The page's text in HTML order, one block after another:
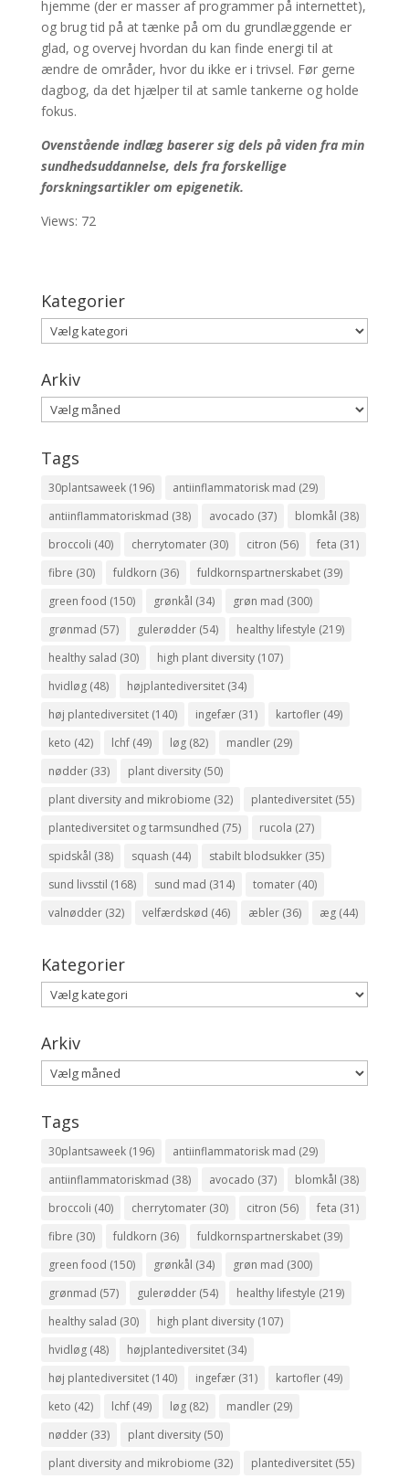
hjemme (der er masser af programmer på internettet),
og brug tid på at tænke på om du grundlæggende er
glad, og overvej hvordan du kan finde energi til at
ændre de områder, hvor du ikke er i trivsel. Før gerne
dagbog, da det hjælper til at samle tankerne og holde
fokus.
Ovenstående indlæg baserer sig dels på viden fra min
sundhedsuddannelse, dels fra forskellige
forskningsartikler om epigenetik.
Views: 72
Kategorier
Kategorier
Arkiv
Arkiv
Tags
30plantsaweek(196) antiinflammatorisk mad (29)
antiinflammatoriskmad (38) avocado (37) blomkål (38)
broccoli (40) cherrytomater(30) citron (56) feta (31)
fibre (30) fuldkorn (36) fuldkornspartnerskabet(39)
green food (150) grønkål (34) grøn mad (300)
grønmad (57) gulerødder(54) healthy lifestyle (219)
healthy salad (30) high plant diversity(107)
hvidløg(48) højplantediversitet(34)
høj plantediversitet(140) ingefær(31) kartofler(49)
keto (42) lchf(49) løg(82) mandler(29)
nødder(33) plant diversity(50)
plant diversity and mikrobiome (32) plantediversitet(55)
plantediversitet og tarmsundhed (75) rucola (27)
spidskål (38) squash (44) stabilt blodsukker(35)
sund livsstil (168) sund mad (314) tomater(40)
valnødder(32) velfærdskød (46) æbler(36) æg(44)
Kategorier
Kategorier
Arkiv
Arkiv
Tags
30plantsaweek(196) antiinflammatorisk mad (29)
antiinflammatoriskmad (38) avocado (37) blomkål (38)
broccoli (40) cherrytomater(30) citron (56) feta (31)
fibre (30) fuldkorn (36) fuldkornspartnerskabet(39)
green food (150) grønkål (34) grøn mad (300)
grønmad (57) gulerødder(54) healthy lifestyle (219)
healthy salad (30) high plant diversity(107)
hvidløg(48) højplantediversitet(34)
høj plantediversitet(140) ingefær(31) kartofler(49)
keto (42) lchf(49) løg(82) mandler(29)
nødder(33) plant diversity(50)
plant diversity and mikrobiome (32) plantediversitet(55)